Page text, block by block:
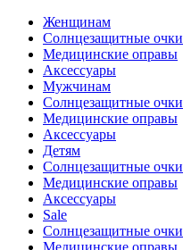
Женщинам
Солнцезащитные очки
Медицинские оправы
Аксессуары
Мужчинам
Солнцезащитные очки
Медицинские оправы
Аксессуары
Детям
Солнцезащитные очки
Медицинские оправы
Аксессуары
Sale
Солнцезащитные очки
Медицинские оправы